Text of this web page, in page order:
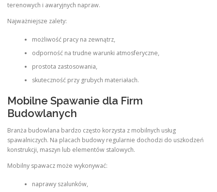
terenowych i awaryjnych napraw.
Najważniejsze zalety:
możliwość pracy na zewnątrz,
odporność na trudne warunki atmosferyczne,
prostota zastosowania,
skuteczność przy grubych materiałach.
Mobilne Spawanie dla Firm
Budowlanych
Branża budowlana bardzo często korzysta z mobilnych usług
spawalniczych. Na placach budowy regularnie dochodzi do uszkodzeń
konstrukcji, maszyn lub elementów stalowych.
Mobilny spawacz może wykonywać:
naprawy szalunków,